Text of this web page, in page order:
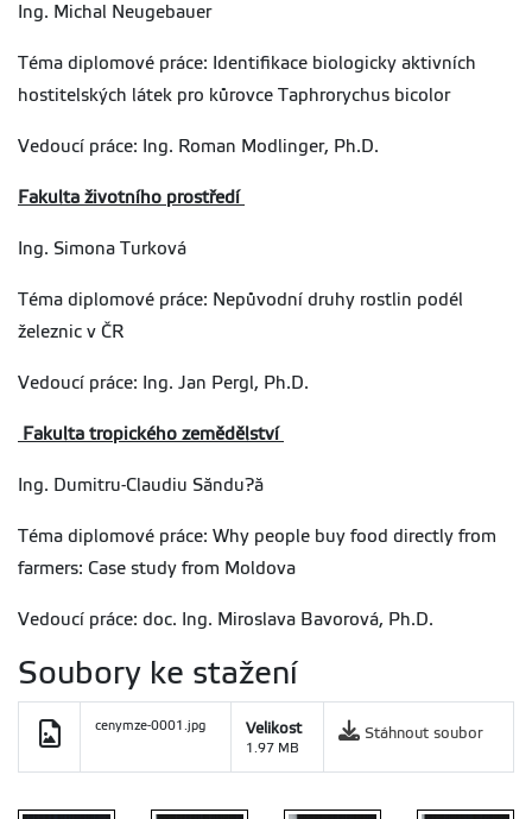
Ing. Michal Neugebauer
Téma diplomové práce: Identifikace biologicky aktivních
hostitelských látek pro kůrovce Taphrorychus bicolor
Vedoucí práce: Ing. Roman Modlinger, Ph.D.
Fakulta životního prostředí
Ing. Simona Turková
Téma diplomové práce: Nepůvodní druhy rostlin podél
železnic v ČR
Vedoucí práce: Ing. Jan Pergl, Ph.D.
Fakulta tropického zemědělství
Ing. Dumitru-Claudiu Săndu?ă
Téma diplomové práce: Why people buy food directly from
farmers: Case study from Moldova
Vedoucí práce: doc. Ing. Miroslava Bavorová, Ph.D.
Soubory ke stažení
cenymze-0001.jpg Velikost
1.97 MB
Stáhnout soubor